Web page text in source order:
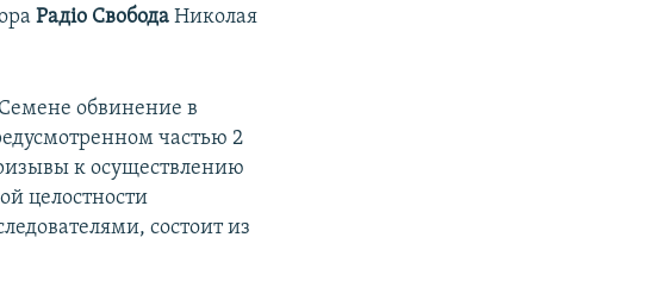
Радіо Свобода Николая
обвинение в
частью 2
к осуществлению
целостности
состоит из